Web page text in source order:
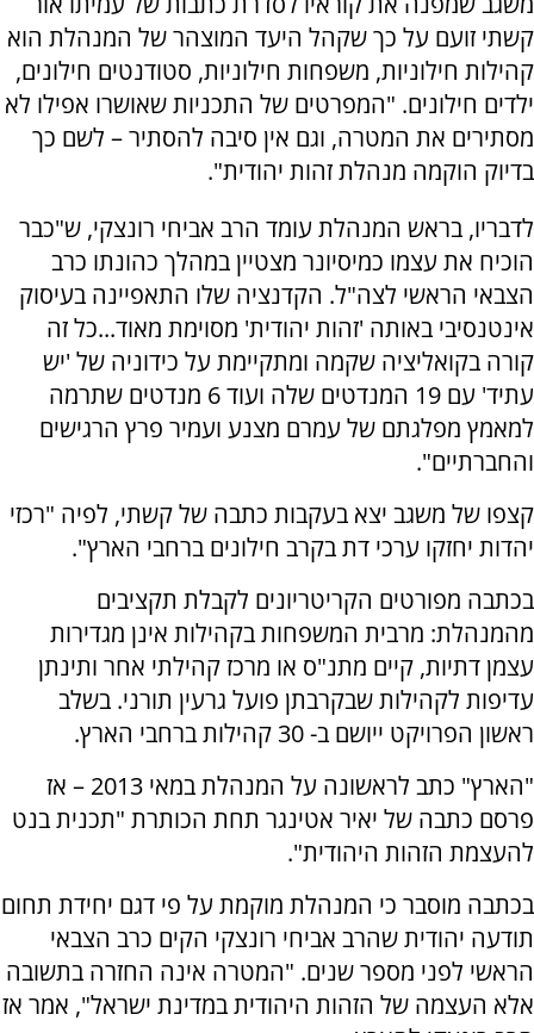
קשתי זועם על כך שקהל היעד המוצהר של המנהלת הוא
קהילות חילוניות, משפחות חילוניות, סטודנטים חילונים,
ילדים חילונים. "המפרטים של התכניות שאושרו אפילו לא
מסתירים את המטרה, וגם אין סיבה להסתיר – לשם כך
בדיוק הוקמה מנהלת זהות יהודית".
לדבריו, בראש המנהלת עומד הרב אביחי רונצקי, ש"כבר
הוכיח את עצמו כמיסיונר מצטיין במהלך כהונתו כרב
הצבאי הראשי לצה"ל. הקדנציה שלו התאפיינה בעיסוק
אינטנסיבי באותה 'זהות יהודית' מסוימת מאוד...כל זה
קורה בקואליציה שקמה ומתקיימת על כידוניה של 'יש
עתיד' עם 19 המנדטים שלה ועוד 6 מנדטים שתרמה
למאמץ מפלגתם של עמרם מצנע ועמיר פרץ הרגישים
והחברתיים".
קצפו של משגב יצא בעקבות כתבה של קשתי, לפיה "רכזי
יהדות יחזקו ערכי דת בקרב חילונים ברחבי הארץ".
בכתבה מפורטים הקריטריונים לקבלת תקציבים
מהמנהלת: מרבית המשפחות בקהילות אינן מגדירות
עצמן דתיות, קיים מתנ"ס או מרכז קהילתי אחר ותינתן
עדיפות לקהילות שבקרבתן פועל גרעין תורני. בשלב
ראשון הפרויקט ייושם ב- 30 קהילות ברחבי הארץ.
"הארץ" כתב לראשונה על המנהלת במאי 2013 – אז
פרסם כתבה של יאיר אטינגר תחת הכותרת "תכנית בנט
להעצמת הזהות היהודית".
בכתבה מוסבר כי המנהלת מוקמת על פי דגם יחידת תחום
תודעה יהודית שהרב אביחי רונצקי הקים כרב הצבאי
הראשי לפני מספר שנים. "המטרה אינה החזרה בתשובה
אלא העצמה של הזהות היהודית במדינת ישראל", אמר אז